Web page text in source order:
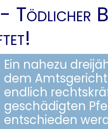
- Tödlicher
Ein nahezu
dem
endlich
geschädigten
entschieden